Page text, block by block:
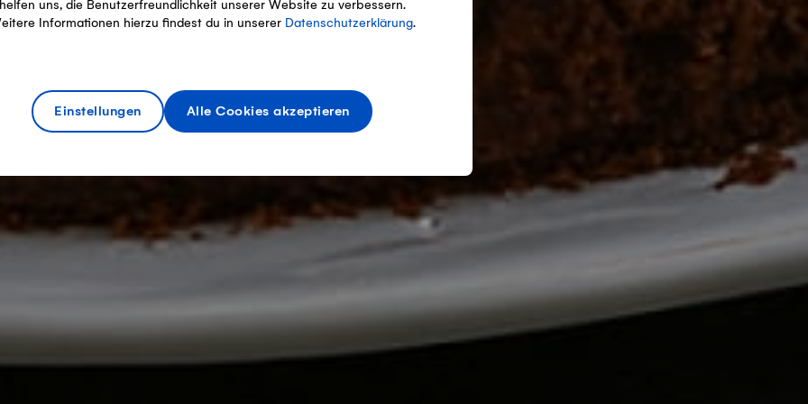
uns, die Benutzerfreundlichkeit unserer Website zu verbessern.
Informationen hierzu findest du in unserer Datenschutzerklärung.
Einstellungen Alle Cookies akzeptieren